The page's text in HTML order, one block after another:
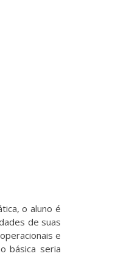
o aluno é
de suas
e
básica seria